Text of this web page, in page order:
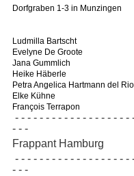
Dorfgraben 1-3 in Munzingen
Ludmilla Bartscht
Evelyne De Groote
Jana Gummlich
Heike Häberle
Petra Angelica Hartmann del Rio
Elke Kühne
François Terrapon
- - - - - - - - - - - - - - - - - - -
- - -
Frappant Hamburg
- - - - - - - - - - - - - - - - - - -
- - -